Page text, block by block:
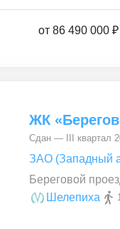
от 86 490 000 ₽
ЖК
Сдан — III квартал
ЗАО (Западный
Береговой
Шелепиха